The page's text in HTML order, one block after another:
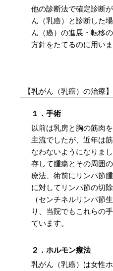
他の診断法で確定診断
ん（乳癌）と診断した
ん（癌）の進展・転移
方針をたてるのに用いま
【乳がん（乳癌）の治療】
１．手術
以前は乳房と胸の筋肉
主流でしたが、近年は
なわないようになりま
存して腫瘍とその周囲
療法、術前にリンパ節
に対してリンパ節の切
（センチネルリンパ節
り、当院でもこれらの
ています。
２．ホルモン療法
乳がん（乳癌）は女性